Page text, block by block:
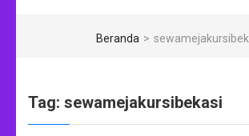
Beranda >
Tag: sewamejakursibekasi